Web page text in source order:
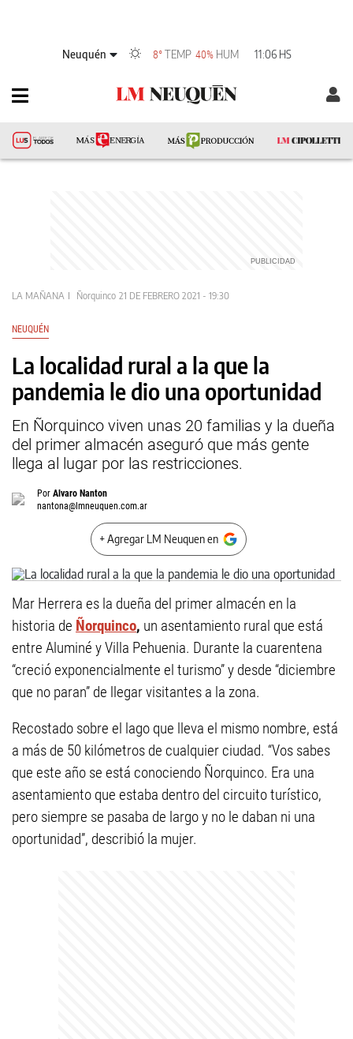
Neuquén 8° TEMP 40% HUM 11:06 HS
LA MAÑANA Ñorquinco 21 DE FEBRERO 2021 - 19:30
NEUQUÉN
La localidad rural a la que la
pandemia le dio una oportunidad
En Ñorquinco viven unas 20 familias y la dueña
del primer almacén aseguró que más gente
llega al lugar por las restricciones.
Por Alvaro Nanton
nantona@lmneuquen.com.ar
+ Agregar LM Neuquen en
Mar Herrera es la dueña del primer almacén en la
historia de Ñorquinco, un asentamiento rural que está
entre Aluminé y Villa Pehuenia. Durante la cuarentena
“creció exponencialmente el turismo” y desde “diciembre
que no paran” de llegar visitantes a la zona.
Recostado sobre el lago que lleva el mismo nombre, está
a más de 50 kilómetros de cualquier ciudad. “Vos sabes
que este año se está conociendo Ñorquinco. Era una
asentamiento que estaba dentro del circuito turístico,
pero siempre se pasaba de largo y no le daban ni una
oportunidad”, describió la mujer.